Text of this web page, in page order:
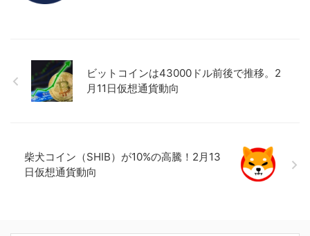
ビットコインは43000ドル前後で推移。2
月11日仮想通貨動向
柴犬コイン（SHIB）が10%の高騰！2月13
日仮想通貨動向